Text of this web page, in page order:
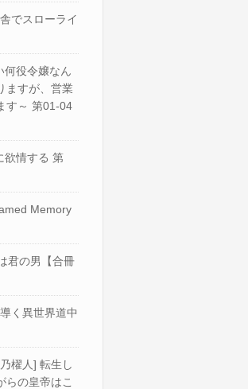
でスローライ
何役令嬢なん
ますが、営業
す～ 第01-04
欲情する 第
Memory
君の男【合冊
く異世界道中
櫂人] 転生し
らの皇帝はこ